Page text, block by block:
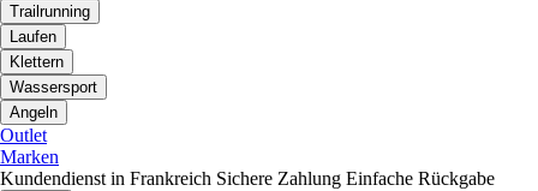
Trailrunning
Laufen
Klettern
Wassersport
Angeln
Outlet
Marken
Kundendienst in Frankreich Sichere Zahlung Einfache Rückgabe